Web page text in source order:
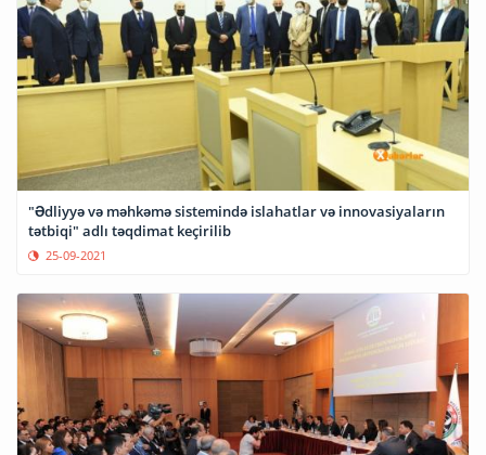
"Ədliyyə və məhkəmə sistemində islahatlar və innovasiyaların
tətbiqi" adlı təqdimat keçirilib
25-09-2021